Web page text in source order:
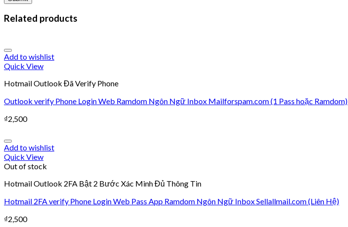
Related products
Add to wishlist
Quick View
Hotmail Outlook Đã Verify Phone
Outlook verify Phone Login Web Ramdom Ngôn Ngữ Inbox Mailforspam.com (1 Pass hoặc Ramdom)
₫2,500
Add to wishlist
Quick View
Out of stock
Hotmail Outlook 2FA Bật 2 Bước Xác Minh Đủ Thông Tin
Hotmail 2FA verify Phone Login Web Pass App Ramdom Ngôn Ngữ Inbox Sellallmail.com (Liên Hệ)
₫2,500